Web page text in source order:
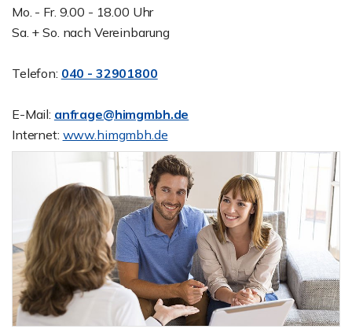
Mo. - Fr. 9.00 - 18.00 Uhr
Sa. + So. nach Vereinbarung
Telefon: 040 - 32901800
E-Mail: anfrage@himgmbh.de
Internet: www.himgmbh.de